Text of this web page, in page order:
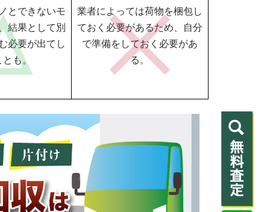
とできないモ
結果として別
必要が出てし
も。
業者によっては荷物を梱包し
ておく必要があるため、自分
で準備をしておく必要があ
る。